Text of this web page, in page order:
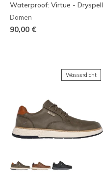
Waterproof: Virtue - Dryspell
Damen
90,00 €
Wasserdicht